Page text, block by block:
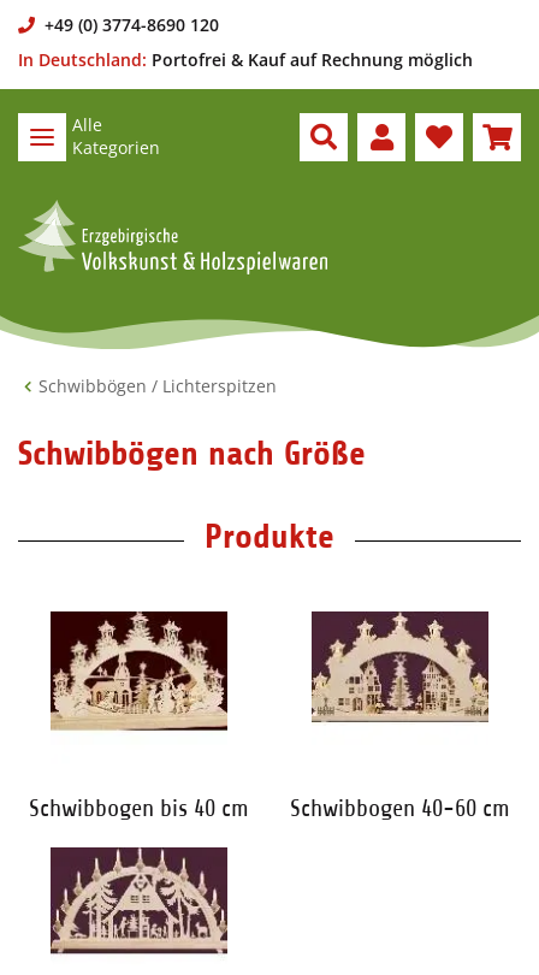
+49 (0) 3774-8690 120
In Deutschland: Portofrei & Kauf auf Rechnung möglich
Alle
Kategorien
Schwibbögen / Lichterspitzen
Schwibbögen nach Größe
Produkte
Schwibbogen bis 40 cm Schwibbogen 40-60 cm